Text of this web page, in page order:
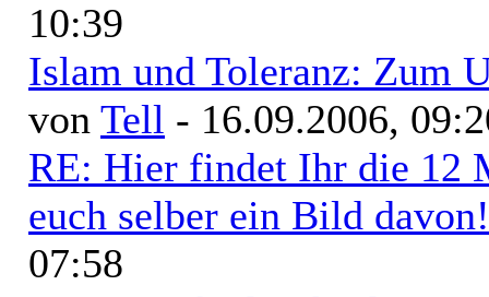
10:39
Islam und Toleranz: Zum
von Tell - 16.09.2006,
RE: Hier findet Ihr die 12
euch selber ein Bild davon!
07:58